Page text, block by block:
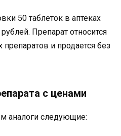
50 таблеток в аптеках
Препарат относится
и продается без
с ценами
аналоги следующие: